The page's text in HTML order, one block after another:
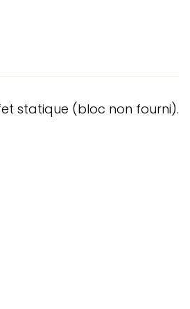
statique (bloc non fourni).